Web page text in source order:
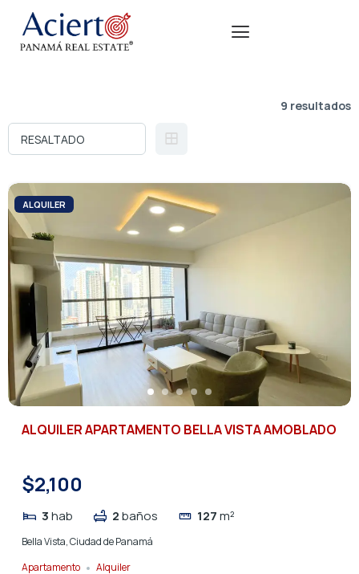
9 resultados
ALQUILER
ALQUILER APARTAMENTO BELLA VISTA AMOBLADO
$2,100
3hab 2baños 127m²
Bella Vista, Ciudad de Panamá
Apartamento
Alquiler